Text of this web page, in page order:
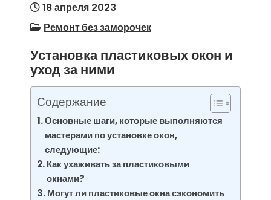
18 апреля 2023
Ремонт без заморочек
Установка пластиковых окон и
уход за ними
Содержание
Основные шаги, которые выполняются
мастерами по установке окон,
следующие:
Как ухаживать за пластиковыми
окнами?
Могут ли пластиковые окна сэкономить